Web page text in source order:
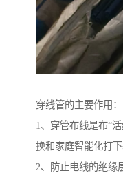
穿线管的主要作用：
1、穿管布线是布“
换和家庭智能化打下
2、防止电线的绝缘